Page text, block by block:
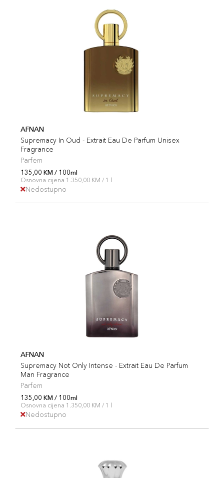
AFNAN
Supremacy In Oud - Extrait Eau De Parfum Unisex
Fragrance
Parfem
135,00 KM / 100ml
Osnovna cijena 1.350,00 KM / 1 l
Nedostupno
AFNAN
Supremacy Not Only Intense - Extrait Eau De Parfum
Man Fragrance
Parfem
135,00 KM / 100ml
Osnovna cijena 1.350,00 KM / 1 l
Nedostupno